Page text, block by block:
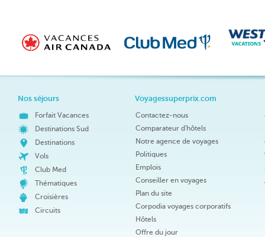
Nos séjours
Forfait Vacances
Destinations Sud
Destinations
Vols
Club Med
Thématiques
Croisières
Circuits
Voyagessuperprix.com
Contactez-nous
Comparateur d'hôtels
Notre agence de voyages
Politiques
Emplois
Conseiller en voyages
Plan du site
Corpodia voyages corporatifs
Hôtels
Offre du jour